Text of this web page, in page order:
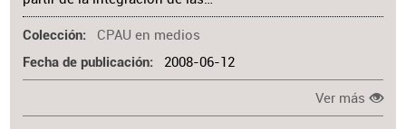
Colección CPAU en medios
Fecha de publicación 2008-06-12
Ver más